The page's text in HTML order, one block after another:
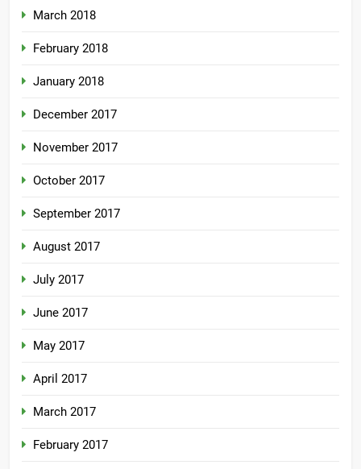
March 2018
February 2018
January 2018
December 2017
November 2017
October 2017
September 2017
August 2017
July 2017
June 2017
May 2017
April 2017
March 2017
February 2017